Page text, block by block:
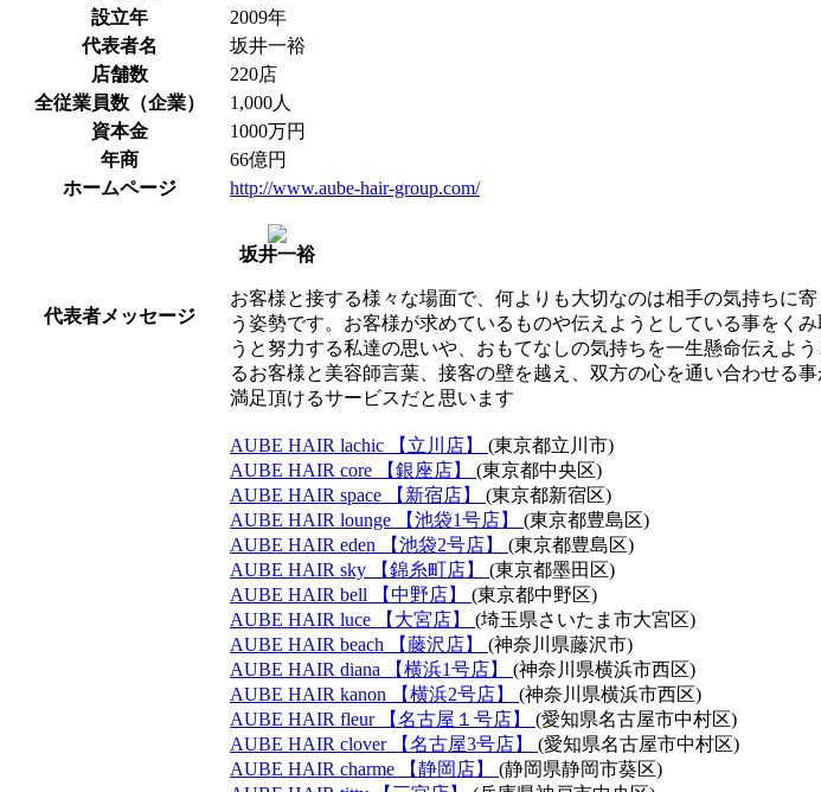
設立年
2009年
代表者名
坂井一裕
店舗数
220店
全従業員数（企業）
1,000人
資本金
1000万円
年商
66億円
ホームページ
http://www.aube-hair-group.com/
代表者メッセージ
坂井一裕
お客様と接する様々な場面で、何よりも大切なのは相手の気持ちに寄
う姿勢です。お客様が求めているものや伝えようとしている事をくみ
うと努力する私達の思いや、おもてなしの気持ちを一生懸命伝えよう
るお客様と美容師言葉、接客の壁を越え、双方の心を通い合わせる
満足頂けるサービスだと思います
AUBE HAIR lachic 【立川店】 (東京都立川市)
AUBE HAIR core 【銀座店】 (東京都中央区)
AUBE HAIR space 【新宿店】 (東京都新宿区)
AUBE HAIR lounge 【池袋1号店】 (東京都豊島区)
AUBE HAIR eden 【池袋2号店】 (東京都豊島区)
AUBE HAIR sky 【錦糸町店】 (東京都墨田区)
AUBE HAIR bell 【中野店】 (東京都中野区)
AUBE HAIR luce 【大宮店】 (埼玉県さいたま市大宮区)
AUBE HAIR beach 【藤沢店】 (神奈川県藤沢市)
AUBE HAIR diana 【横浜1号店】 (神奈川県横浜市西区)
AUBE HAIR kanon 【横浜2号店】 (神奈川県横浜市西区)
AUBE HAIR fleur 【名古屋１号店】 (愛知県名古屋市中村区)
AUBE HAIR clover 【名古屋3号店】 (愛知県名古屋市中村区)
AUBE HAIR charme 【静岡店】 (静岡県静岡市葵区)